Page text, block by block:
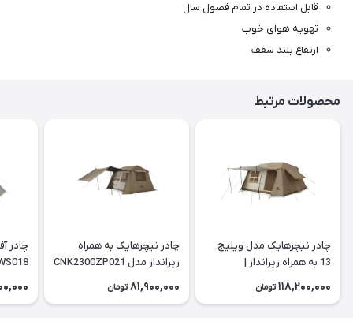
قابل استفاده در تمام فصول سال
تهویه هوای خوب
ارتفاع بلند سقف
محصولات مرتبط
چادر نیچرهایک مدل ویلیج
13 به همراه زیرانداز |
CNH22ZP004
118,200,000 تومان
چادر نیچرهایک به همراه
زیرانداز مدل CNK2300ZP021
| Village 6
81,900,000 تومان
چادر